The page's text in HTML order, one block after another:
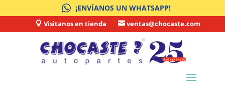
¡ENVÍANOS UN WHATSAPP!
 Visitanos en tienda  ventas@chocaste.com